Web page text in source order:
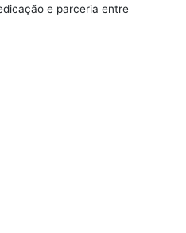
e parceria entre